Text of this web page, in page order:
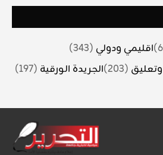
اقليمي ودولي (343)
(203) الجريدة الورقية (197)